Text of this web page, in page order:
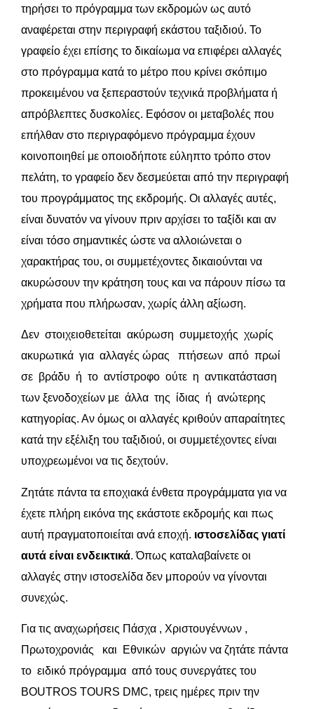
τηρήσει το πρόγραμμα των εκδρομών ως αυτό
αναφέρεται στην περιγραφή εκάστου ταξιδιού. Το
γραφείο έχει επίσης το δικαίωμα να επιφέρει αλλαγές
στο πρόγραμμα κατά το μέτρο που κρίνει σκόπιμο
προκειμένου να ξεπεραστούν τεχνικά προβλήματα ή
απρόβλεπτες δυσκολίες. Εφόσον οι μεταβολές που
επήλθαν στο περιγραφόμενο πρόγραμμα έχουν
κοινοποιηθεί με οποιοδήποτε εύληπτο τρόπο στον
πελάτη, το γραφείο δεν δεσμεύεται από την περιγραφή
του προγράμματος της εκδρομής. Οι αλλαγές αυτές,
είναι δυνατόν να γίνουν πριν αρχίσει το ταξίδι και αν
είναι τόσο σημαντικές ώστε να αλλοιώνεται ο
χαρακτήρας του, οι συμμετέχοντες δικαιούνται να
ακυρώσουν την κράτηση τους και να πάρουν πίσω τα
χρήματα που πλήρωσαν, χωρίς άλλη αξίωση.
Δεν στοιχειοθετείται ακύρωση συμμετοχής χωρίς
ακυρωτικά για αλλαγές ώρας πτήσεων από πρωί
σε βράδυ ή το αντίστροφο ούτε η αντικατάσταση
των ξενοδοχείων με άλλα της ίδιας ή ανώτερης
κατηγορίας. Αν όμως οι αλλαγές κριθούν απαραίτητες
κατά την εξέλιξη του ταξιδιού, οι συμμετέχοντες είναι
υποχρεωμένοι να τις δεχτούν.
Ζητάτε πάντα τα εποχιακά ένθετα προγράμματα για να
έχετε πλήρη εικόνα της εκάστοτε εκδρομής και πως
αυτή πραγματοποιείται ανά εποχή. ιστοσελίδας γιατί
αυτά είναι ενδεικτικά. Όπως καταλαβαίνετε οι
αλλαγές στην ιστοσελίδα δεν μπορούν να γίνονται
συνεχώς.
Για τις αναχωρήσεις Πάσχα , Χριστουγέννων ,
Πρωτοχρονιάς και Εθνικών αργιών να ζητάτε πάντα
το ειδικό πρόγραμμα από τους συνεργάτες του
BOUTROS TOURS DMC, τρεις ημέρες πριν την